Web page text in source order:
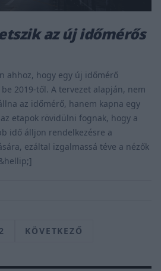
az új időmérős
ahhoz, hogy egy új időmérő
2019-től. A tervezet alapján, nem
az időmérő, hanem kapna egy
etapok rövidülni fognak, hogy a
idő álljon rendelkezésre a
ezáltal izgalmassá téve a nézők
2 KÖVETKEZŐ